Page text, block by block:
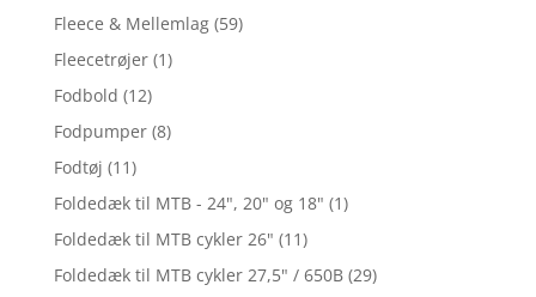
Fleece & Mellemlag (59)
Fleecetrøjer (1)
Fodbold (12)
Fodpumper (8)
Fodtøj (11)
Foldedæk til MTB - 24", 20" og 18" (1)
Foldedæk til MTB cykler 26" (11)
Foldedæk til MTB cykler 27,5" / 650B (29)